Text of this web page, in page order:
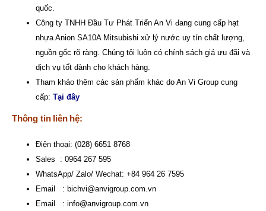
quốc.
Công ty TNHH Đầu Tư Phát Triển An Vi đang cung cấp hạt
nhựa Anion SA10A Mitsubishi xử lý nước uy tín chất lượng,
nguồn gốc rõ ràng. Chúng tôi luôn có chính sách giá ưu đãi và
dịch vụ tốt dành cho khách hàng.
Tham khảo thêm các sản phẩm khác do An Vi Group cung
cấp: Tại đây
Thông tin liên hệ:
Điện thoại: (028) 6651 8768
Sales : 0964 267 595
WhatsApp/ Zalo/ Wechat: +84 964 26 7595
Email : bichvi@anvigroup.com.vn
Email : info@anvigroup.com.vn